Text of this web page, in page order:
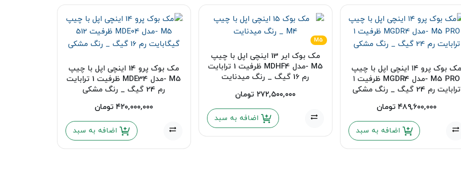
مک بوک پرو ۱۴ اینچی اپل با چیپ
M5 PRO -مدل MGDR4 ظرفیت ۱
ترابایت رم 24 گیگ _ رنگ مشکی
۴۸۹,۶۰۰,۰۰۰ تومان
اضافه به سبد
M5
مک بوک ایر 13 اینچی اپل با چیپ
M5 -مدل MDHF4 ظرفیت 1 ترابایت
رم 16 گیگ _ رنگ میدنایت
۲۷۲,۵۰۰,۰۰۰ تومان
اضافه به سبد
مک بوک پرو 14 اینچی اپل با چیپ
M5 -مدل MDE34 ظرفیت 1 ترابایت
رم 24 گیگ _ رنگ مشکی
۴۲۰,۰۰۰,۰۰۰ تومان
اضافه به سبد